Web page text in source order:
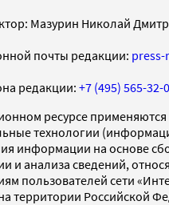
Мазурин Николай
почты редакции: press-
редакции: +7 (495) 565-32-
ресурсе применяются
технологии
информации на основе
и анализа сведений,
пользователей сети
территории Российской